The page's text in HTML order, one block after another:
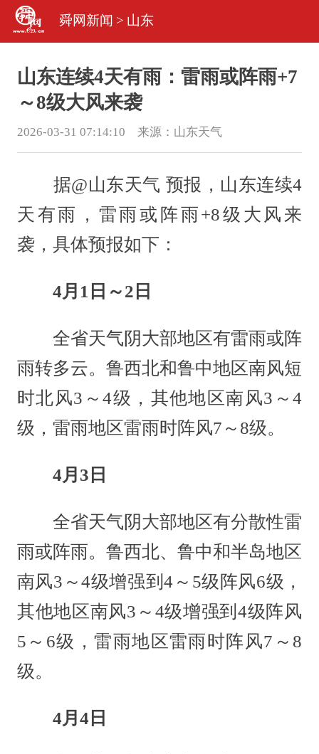
舜网新闻 > 山东
山东连续4天有雨：雷雨或阵雨+7
～8级大风来袭
2026-03-31 07:14:10 来源： 山东天气
据@山东天气 预报，山东连续4
天有雨，雷雨或阵雨+8级大风来
袭，具体预报如下：
4月1日～2日
全省天气阴大部地区有雷雨或阵
雨转多云。鲁西北和鲁中地区南风短
时北风3～4级，其他地区南风3～4
级，雷雨地区雷雨时阵风7～8级。
4月3日
全省天气阴大部地区有分散性雷
雨或阵雨。鲁西北、鲁中和半岛地区
南风3～4级增强到4～5级阵风6级，
其他地区南风3～4级增强到4级阵风
5～6级，雷雨地区雷雨时阵风7～8
级。
4月4日